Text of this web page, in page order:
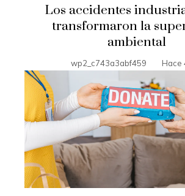
Los accidentes
transformaron la
ambiental
wp2_c743a3abf459 Hace